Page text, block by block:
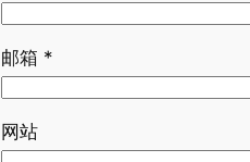
邮箱 *
网站